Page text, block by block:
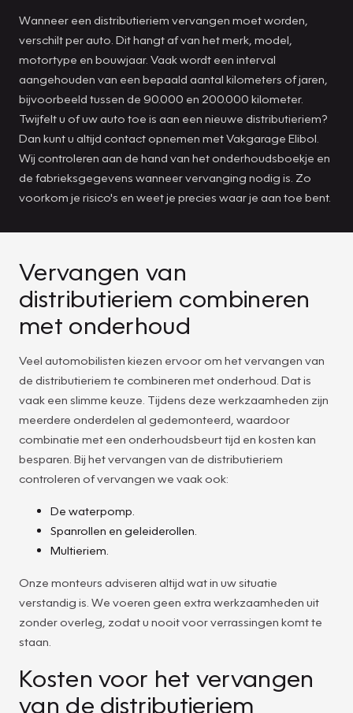
Wanneer een distributieriem vervangen moet worden,
verschilt per auto. Dit hangt af van het merk, model,
motortype en bouwjaar. Vaak wordt een interval
aangehouden van een bepaald aantal kilometers of jaren,
bijvoorbeeld tussen de 90.000 en 200.000 kilometer.
Twijfelt u of uw auto toe is aan een nieuwe distributieriem?
Dan kunt u altijd contact opnemen met Vakgarage Elibol.
Wij controleren aan de hand van het onderhoudsboekje en
de fabrieksgegevens wanneer vervanging nodig is. Zo
voorkom je risico's en weet je precies waar je aan toe bent.
Vervangen van
distributieriem combineren
met onderhoud
Veel automobilisten kiezen ervoor om het vervangen van
de distributieriem te combineren met onderhoud. Dat is
vaak een slimme keuze. Tijdens deze werkzaamheden zijn
meerdere onderdelen al gedemonteerd, waardoor
combinatie met een onderhoudsbeurt tijd en kosten kan
besparen. Bij het vervangen van de distributieriem
controleren of vervangen we vaak ook:
De waterpomp.
Spanrollen en geleiderollen.
Multieriem.
Onze monteurs adviseren altijd wat in uw situatie
verstandig is. We voeren geen extra werkzaamheden uit
zonder overleg, zodat u nooit voor verrassingen komt te
staan.
Kosten voor het vervangen
van de distributieriem